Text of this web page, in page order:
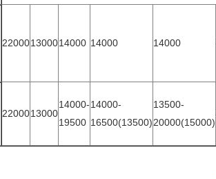
220001300014000 14000 14000
2200013000
14000-
19500
14000-
16500(13500)
13500-
20000(15000)